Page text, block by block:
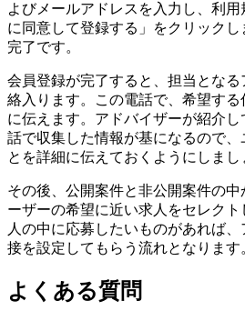
よびメールアドレスを入力し、利
に同意して登録する」をクリック
完了です。
会員登録が完了すると、担当とな
絡入ります。この電話で、希望す
に伝えます。アドバイザーが紹介
話で収集した情報が基になるので、
とを詳細に伝えておくようにしまし
その後、公開案件と非公開案件の
ーザーの希望に近い求人をセレク
人の中に応募したいものがあれば
接を設定してもらう流れとなります
よくある質問